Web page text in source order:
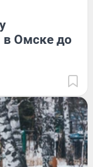
в Омске до